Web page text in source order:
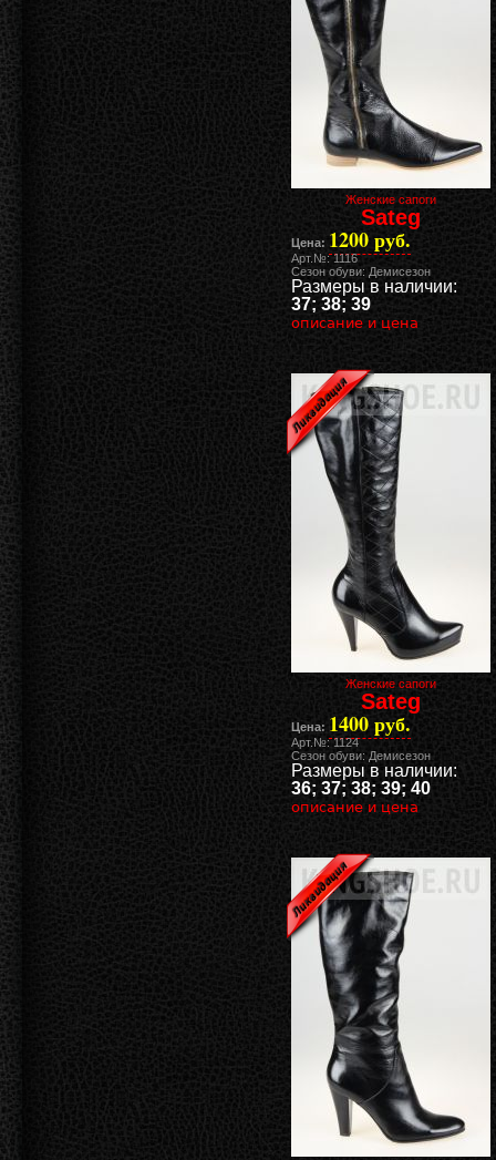
Женские сапоги
Sateg
Цена: 1200 руб.
Арт.№: 1116
Сезон обуви: Демисезон
Размеры в наличии:
37; 38; 39
описание и цена
Женские сапоги
Sateg
Цена: 1400 руб.
Арт.№: 1124
Сезон обуви: Демисезон
Размеры в наличии:
36; 37; 38; 39; 40
описание и цена